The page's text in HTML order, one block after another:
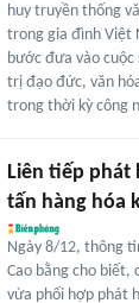
huy truyền thống
trong gia đình Việt
bước đưa vào cuộc
trị đạo đức, văn
trong thời kỳ công
Liên tiếp
tấn hàng hóa
Ngày 8/12, thông
Cao bằng cho biết,
vừa phối hợp phát